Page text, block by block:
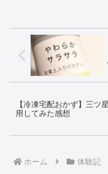
【冷凍宅配おかず】三ツ
用してみた感想
ホーム 体験記